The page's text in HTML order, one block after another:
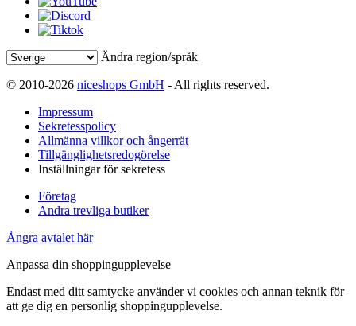
Ändra region/språk
© 2010-2026 niceshops GmbH - All rights reserved.
Impressum
Sekretesspolicy
Allmänna villkor och ångerrät
Tillgänglighetsredogörelse
Inställningar för sekretess
Företag
Andra trevliga butiker
Ångra avtalet här
Anpassa din shoppingupplevelse
Endast med ditt samtycke använder vi cookies och annan teknik för
att ge dig en personlig shoppingupplevelse.